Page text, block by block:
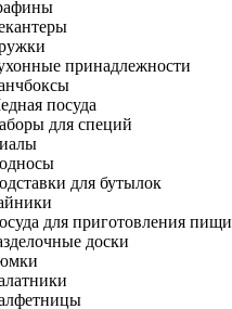
принадлежности
посуда
для специй
для бутылок
для приготовления пищи
доски